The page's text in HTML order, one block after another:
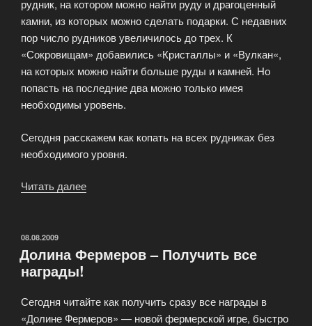
рудник, на котором можно найти руду и драгоценный
камни, из которых можно сделать подарки. С недавних
пор число рудников увеличилось до трех. К
«Сокровищам» добавились «Кристаллы» и «Вулкан«,
на которых можно найти больше руды и камней. Но
попасть на последние два можно только имея
необходимы уровень.
Сегодня расскажем как копать на всех рудниках без
необходимого уровня.
Читать далее
в
ОПУБЛИКОВАНО
08.08.2009
Долина Фермеров – Получить все
награды!
Сегодня читайте как получить сразу все награды в
«Долине Фермеров» — новой фермерской игре, быстро